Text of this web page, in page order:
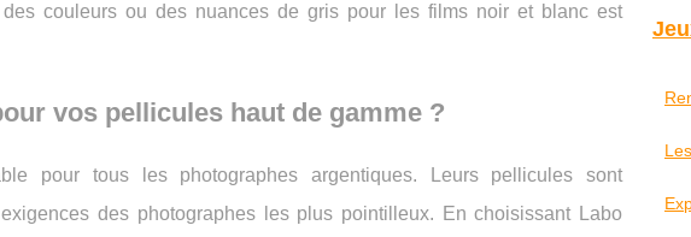
couleurs ou des nuances de gris pour les films noir et blanc est
vos pellicules haut de gamme ?
pour tous les photographes argentiques. Leurs pellicules sont
des photographes les plus pointilleux. En choisissant Labo